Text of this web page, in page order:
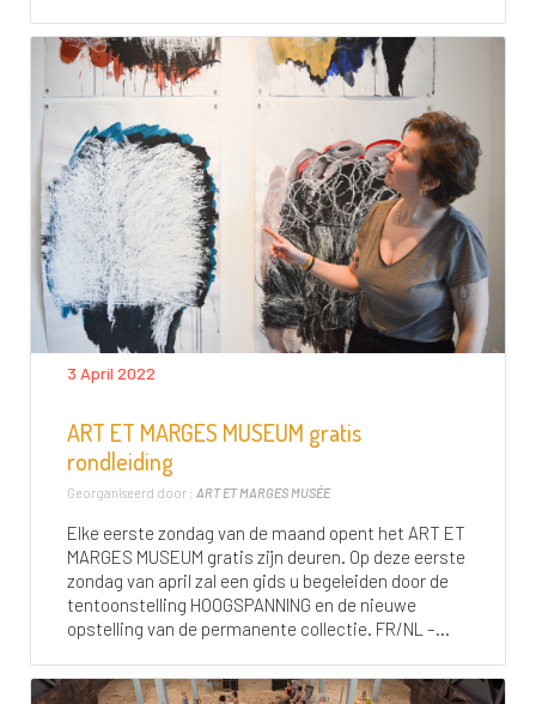
3 April 2022
ART ET MARGES MUSEUM gratis
rondleiding
Georganiseerd door : ART ET MARGES MUSÉE
Elke eerste zondag van de maand opent het ART ET
MARGES MUSEUM gratis zijn deuren. Op deze eerste
zondag van april zal een gids u begeleiden door de
tentoonstelling HOOGSPANNING en de nieuwe
opstelling van de permanente collectie. FR/NL –...